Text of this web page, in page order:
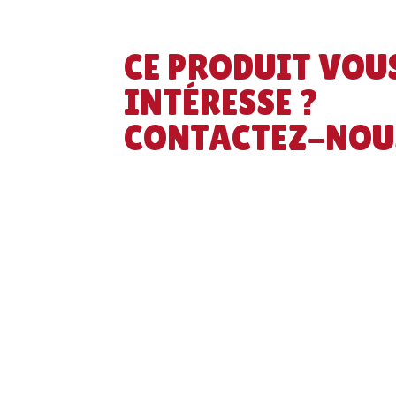
CE PRODUIT
INTÉRESSE ?
CONTACTEZ-